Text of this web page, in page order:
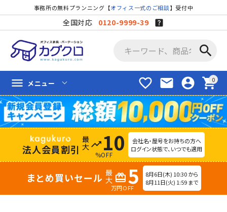
事務所の無料プランニング【オフィス一式のご相談】受付中
全国対応 0120-9999-39
search
favorite_border mail account_circle shopping_cart
menu メニュー
法人会員割引 trending_up 10
%OFF
会社名・屋号をお持ちの方へ
ログイン状態で、いつでも適用
まとめ買いセール redeem 5
万円OFF
8月6日(木) 10:30 から
8月11日(火) 1:59 まで